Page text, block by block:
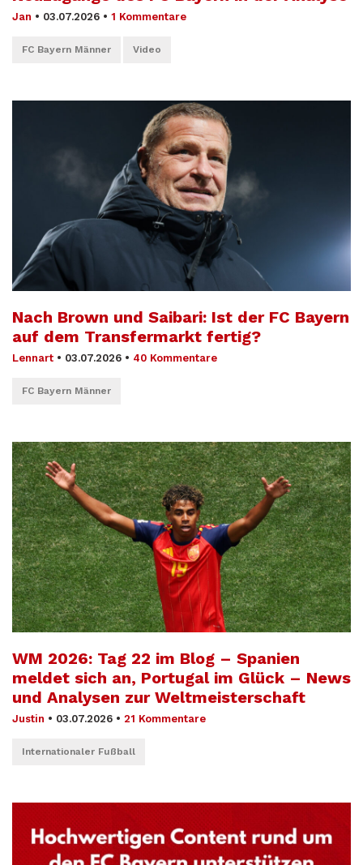
Jan • 03.07.2026 • 1 Kommentare
FC Bayern Männer Video
Nach Brown und Saibari: Ist der FC Bayern
auf dem Transfermarkt fertig?
Lennart • 03.07.2026 • 40 Kommentare
FC Bayern Männer
WM 2026: Tag 22 im Blog – Spanien
meldet sich an, Portugal im Glück – News
und Analysen zur Weltmeisterschaft
Justin • 03.07.2026 • 21 Kommentare
Internationaler Fußball